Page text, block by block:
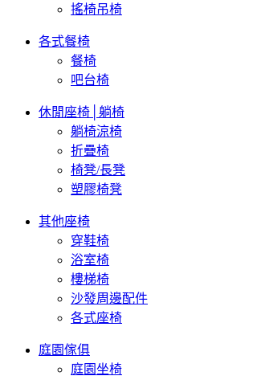
搖椅吊椅
各式餐椅
餐椅
吧台椅
休閒座椅│躺椅
躺椅涼椅
折疊椅
椅凳/長凳
塑膠椅凳
其他座椅
穿鞋椅
浴室椅
樓梯椅
沙發周邊配件
各式座椅
庭園傢俱
庭園坐椅